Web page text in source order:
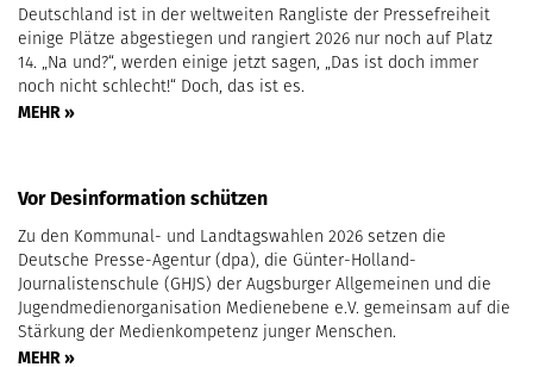
Deutschland ist in der weltweiten Rangliste der Pressefreiheit
einige Plätze abgestiegen und rangiert 2026 nur noch auf Platz
14. „Na und?“, werden einige jetzt sagen, „Das ist doch immer
noch nicht schlecht!“ Doch, das ist es.
MEHR »
Vor Desinformation schützen
Zu den Kommunal- und Landtagswahlen 2026 setzen die
Deutsche Presse-Agentur (dpa), die Günter-Holland-
Journalistenschule (GHJS) der Augsburger Allgemeinen und die
Jugendmedienorganisation Medienebene e.V. gemeinsam auf die
Stärkung der Medienkompetenz junger Menschen.
MEHR »